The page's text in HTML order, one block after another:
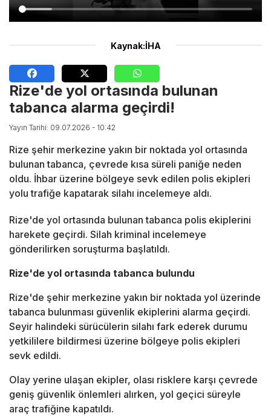
Kaynak:İHA
Rize'de yol ortasında bulunan
tabanca alarma geçirdi!
Yayın Tarihi: 09.07.2026 - 10:42
Rize şehir merkezine yakın bir noktada yol ortasında
bulunan tabanca, çevrede kısa süreli paniğe neden
oldu. İhbar üzerine bölgeye sevk edilen polis ekipleri
yolu trafiğe kapatarak silahı incelemeye aldı.
Rize'de yol ortasında bulunan tabanca polis ekiplerini
harekete geçirdi. Silah kriminal incelemeye
gönderilirken soruşturma başlatıldı.
Rize'de yol ortasında tabanca bulundu
Rize'de şehir merkezine yakın bir noktada yol üzerinde
tabanca bulunması güvenlik ekiplerini alarma geçirdi.
Seyir halindeki sürücülerin silahı fark ederek durumu
yetkililere bildirmesi üzerine bölgeye polis ekipleri
sevk edildi.
Olay yerine ulaşan ekipler, olası risklere karşı çevrede
geniş güvenlik önlemleri alırken, yol geçici süreyle
araç trafiğine kapatıldı.